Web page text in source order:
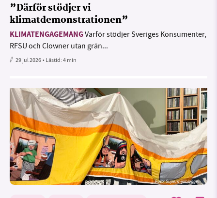
”Därför stödjer vi
klimatdemonstrationen”
KLIMATENGAGEMANGVarför stödjer Sveriges Konsumenter,
RFSU och Clowner utan grän...
29 jul 2026• Lästid:4 min
Foto: Supermijöbloggen